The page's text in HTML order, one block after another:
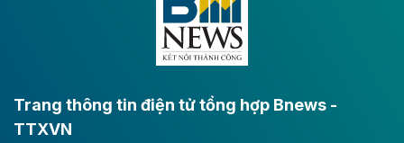
VNG sớm vượt kế hoạch lợi nhuận năm
CTCP Tập đoàn VNG công bố kết quả quý II với
lần cùng kỳ.
Trang thông tin điện tử tổng hợp Bnews -
TTXVN